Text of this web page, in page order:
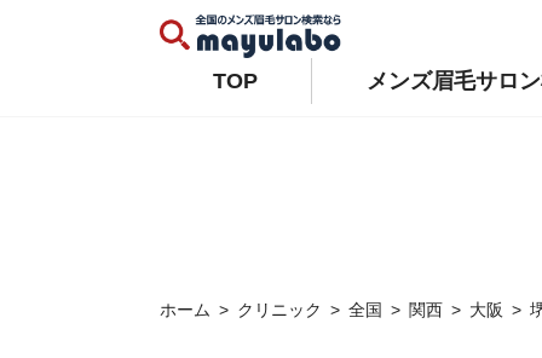
: Constant WP_AUTO_UPDATE_CORE already defined in
: Constant AUTOMATIC_UPDATER_DISABLED already defined in/home/xs679489/
TOP メンズ眉毛サロ
ホーム クリニック 全国 関西 大阪